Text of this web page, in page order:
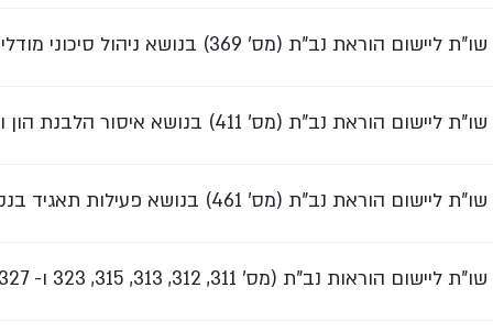
שו"ת ליישום הוראת נב"ת (מס' 369) בנושא ניהול סיכוני מודלים
שו"ת ליישום הוראת נב"ת (מס' 411) בנושא איסור הלבנת הון ומימון טרור בתאגידים בנקאיים
שו"ת ליישום הוראת נב"ת (מס' 461) בנושא פעילות תאגיד בנקאי כברוקר דילר
שו"ת ליישום הוראות נב"ת (מס' 311, 312, 313, 315, 323 ו- 327) בנושא ניהול סיכון אשראי